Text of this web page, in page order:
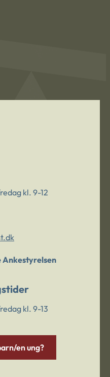
kl. 9-12
Ankestyrelsen
kl. 9-13
en ung?